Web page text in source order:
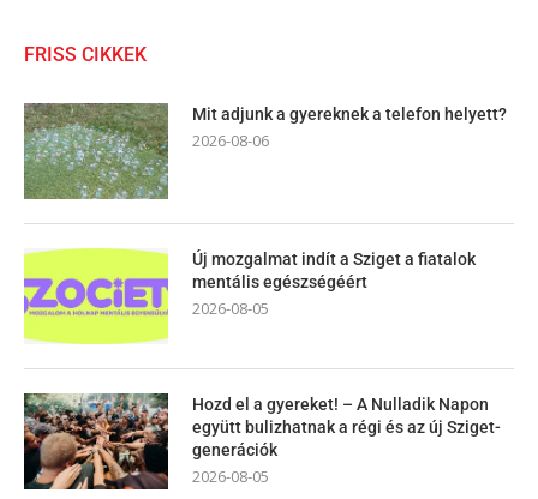
FRISS CIKKEK
Mit adjunk a gyereknek a telefon helyett?
2026-08-06
Új mozgalmat indít a Sziget a fiatalok
mentális egészségéért
2026-08-05
Hozd el a gyereket! – A Nulladik Napon
együtt bulizhatnak a régi és az új Sziget-
generációk
2026-08-05